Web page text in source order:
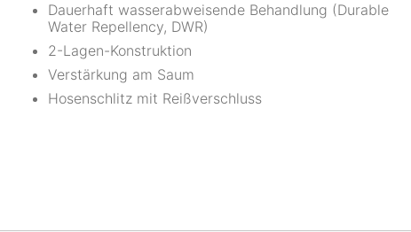
Dauerhaft wasserabweisende Behandlung (Durable
Water Repellency, DWR)
2-Lagen-Konstruktion
Verstärkung am Saum
Hosenschlitz mit Reißverschluss